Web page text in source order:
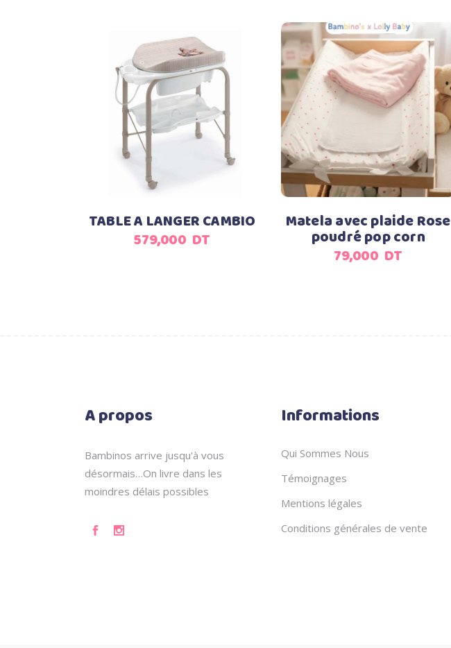
Ajouter au panier
TABLE A LANGER CAMBIO
579,000 DT
Ajouter au panier
Matela avec plaide Rose
poudré pop corn
79,000 DT
A propos
Bambinos arrive jusqu'à vous
désormais…On livre dans les
moindres délais possibles
Informations
Qui Sommes Nous
Témoignages
Mentions légales
Conditions générales de vente